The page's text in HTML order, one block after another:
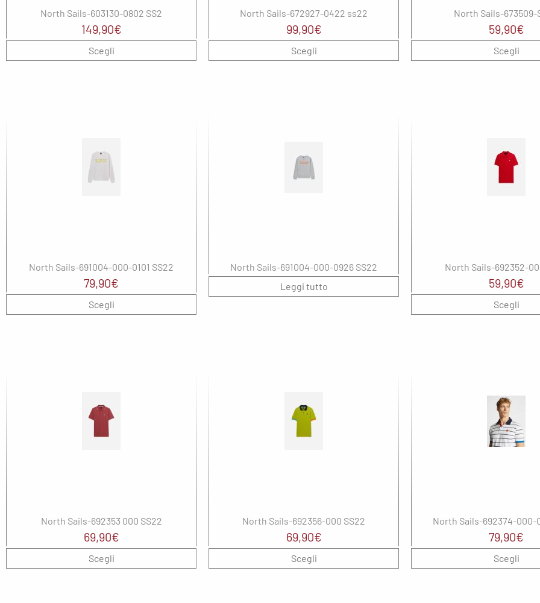
North Sails-603130-0802 SS2
149,90€
Scegli
North Sails-672927-0422 ss22
99,90€
Scegli
North Sails-673509-
59,90€
Scegli
North Sails-691004-000-0101 SS22
79,90€
Scegli
North Sails-691004-000-0926 SS22
Leggi tutto
North Sails-692352-
59,90€
Scegli
North Sails-692353 000 SS22
69,90€
Scegli
North Sails-692356-000 SS22
69,90€
Scegli
North Sails-692374-000-
79,90€
Scegli